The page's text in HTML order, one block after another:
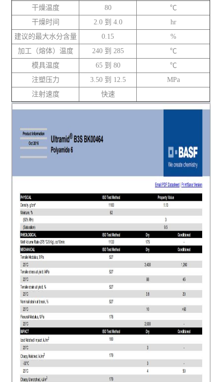
干燥温度 80
℃
干燥时间
2.0 到 4.0
hr
建议的最大水分含量
0.15
%
加工（熔体）温度
240 到 285
℃
模具温度
65 到 80
℃
注塑压力
3.50 到 12.5
MPa
注射速度
快速